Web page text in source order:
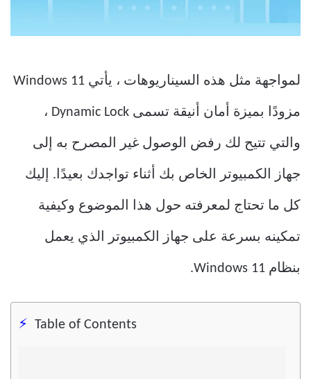
لمواجهة مثل هذه السيناريوهات ، يأتي Windows 11
مزودًا بميزة أمان أنيقة تسمى Dynamic Lock ،
والتي تتيح لك رفض الوصول غير المصرح به إلى
جهاز الكمبيوتر الخاص بك أثناء تواجدك بعيدًا. إليك
كل ما تحتاج لمعرفته حول هذا الموضوع وكيفية
تمكينه بسرعة على جهاز الكمبيوتر الذي يعمل
بنظام Windows 11.
Table of Contents